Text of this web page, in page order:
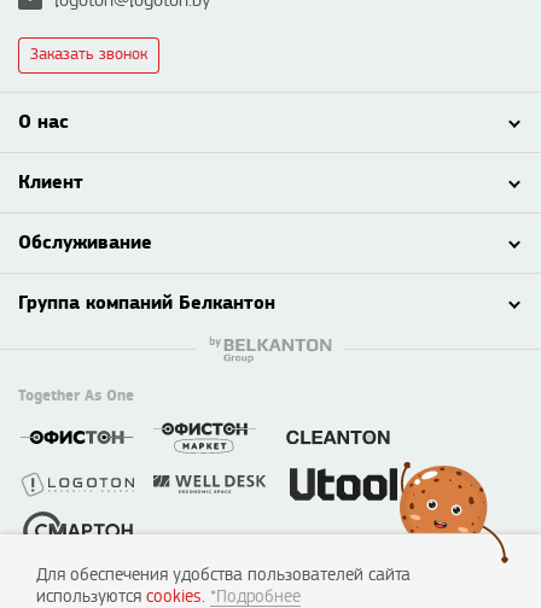
Заказать звонок
О нас
Клиент
Обслуживание
Группа компаний Белкантон
© 2003 - 2026 ООО «Смартон», Логотон™
Together As One
Для обеспечения удобства пользователей сайта
используются cookies. *Подробнее